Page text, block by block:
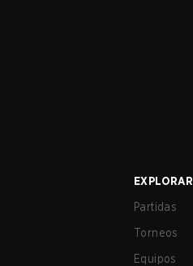
EXPLORAR
Partidas
Torneos
Equipos